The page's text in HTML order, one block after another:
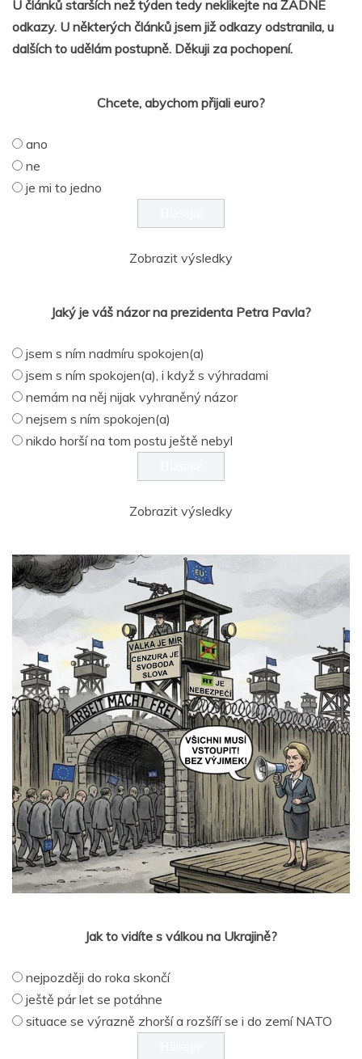
U článků starších než týden tedy neklikejte na ŽÁDNÉ
odkazy. U některých článků jsem již odkazy odstranila, u
dalších to udělám postupně. Děkuji za pochopení.
Chcete, abychom přijali euro?
ano
ne
je mi to jedno
Zobrazit výsledky
Jaký je váš názor na prezidenta Petra Pavla?
jsem s ním nadmíru spokojen(a)
jsem s ním spokojen(a), i když s výhradami
nemám na něj nijak vyhraněný názor
nejsem s ním spokojen(a)
nikdo horší na tom postu ještě nebyl
Zobrazit výsledky
Jak to vidíte s válkou na Ukrajině?
nejpozději do roka skončí
ještě pár let se potáhne
situace se výrazně zhorší a rozšíří se i do zemí NATO